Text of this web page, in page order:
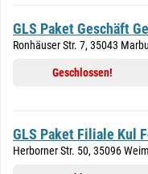
GLS Paket Geschäft
Ronhäuser Str. 7, 35043
Geschlossen!
GLS Paket Filiale Kul
Herborner Str. 50, 35096